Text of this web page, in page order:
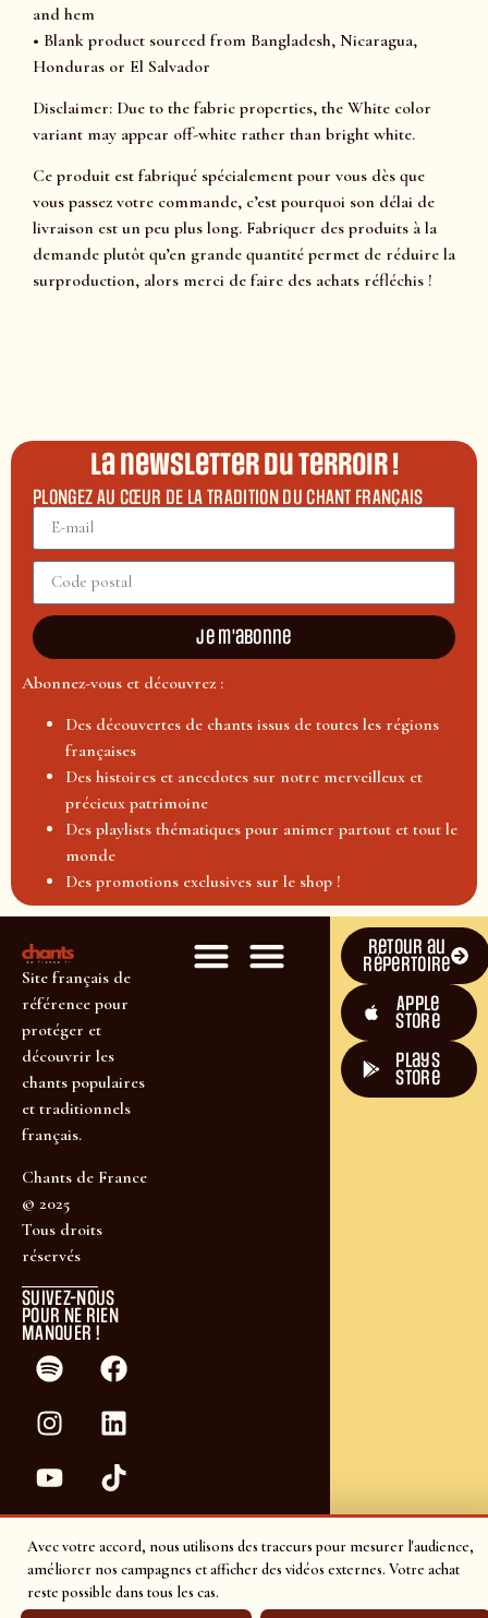
Avec votre accord, nous utilisons des traceurs pour mesurer l'audience,
améliorer nos campagnes et afficher des vidéos externes. Votre achat
reste possible dans tous les cas.
and hem
• Blank product sourced from Bangladesh, Nicaragua,
Honduras or El Salvador
Disclaimer: Due to the fabric properties, the White color
variant may appear off-white rather than bright white.
Ce produit est fabriqué spécialement pour vous dès que
vous passez votre commande, c’est pourquoi son délai de
livraison est un peu plus long. Fabriquer des produits à la
demande plutôt qu’en grande quantité permet de réduire la
surproduction, alors merci de faire des achats réfléchis !
La newsletter du terroir !
PLONGEZ AU CŒUR DE LA TRADITION DU CHANT FRANÇAIS
Je m'abonne
Abonnez-vous et découvrez :
Des découvertes de chants issus de toutes les régions
françaises
Des histoires et anecdotes sur notre merveilleux et
précieux patrimoine
Des playlists thématiques pour animer partout et tout le
monde
Des promotions exclusives sur le shop !
Site français de
référence pour
protéger et
découvrir les
chants populaires
et traditionnels
français.
Chants de France
© 2025
Tous droits
réservés
SUIVEZ-NOUS
POUR NE RIEN
MANQUER !
Retour au
répertoire
Apple
Store
plays
store